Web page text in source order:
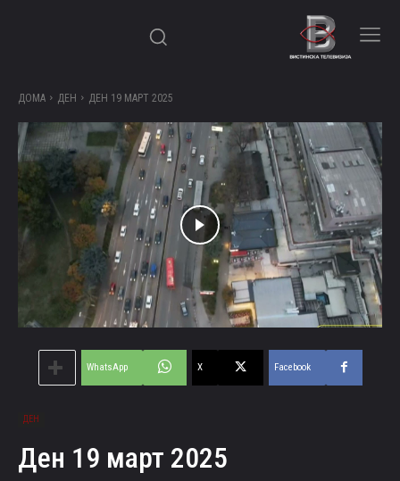
ДОМА ДЕН ДЕН 19 МАРТ 2025
Facebook
X
WhatsApp
ДЕН
Ден 19 март 2025